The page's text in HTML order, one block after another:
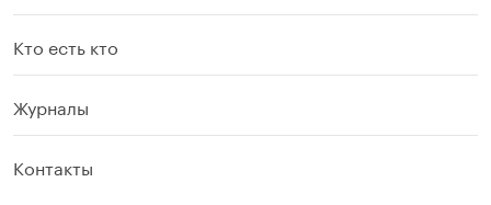
Кто есть кто
Журналы
Контакты